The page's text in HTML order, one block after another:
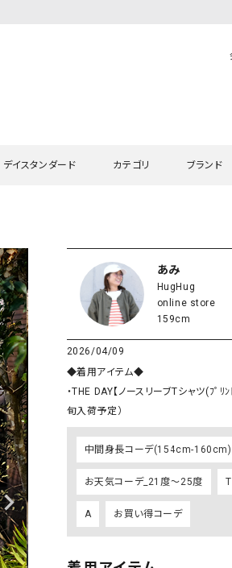
丈
デイスタンダード
スト
カー
チュニック
その他スカート
すべて見る
カテゴリ
ワンピース・チュニック
サロペット・オーバーオール
スカート
ジャケット・アウター
グッズ
ワンピース・チュニック
サロペット・オーバーオール
ブランド
ラッピンナイン/アンジェ
hagumu（ハグム）
her.（ハードット）
and quarter（アンドクウ
Our.（アワードット）
Wrapin nine9（ラッピン
08mab(ゼロハチマブ)
あみ
HugHug
online store
159cm
2026/04/09
◆着用アイテム◆
・THE DAY【ノースリーブTシャツ(ﾌ
旬入荷予定）
中間身長コーデ(154cm-160cm)
お天気コーデ_21度～25度
A お買い得コーデ